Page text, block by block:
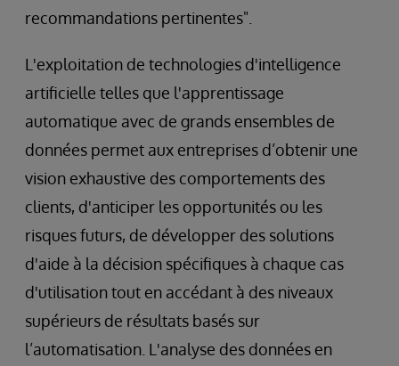
recommandations pertinentes".
L'exploitation de technologies d'intelligence
artificielle telles que l'apprentissage
automatique avec de grands ensembles de
données permet aux entreprises d’obtenir une
vision exhaustive des comportements des
clients, d'anticiper les opportunités ou les
risques futurs, de développer des solutions
d'aide à la décision spécifiques à chaque cas
d'utilisation tout en accédant à des niveaux
supérieurs de résultats basés sur
l’automatisation. L'analyse des données en